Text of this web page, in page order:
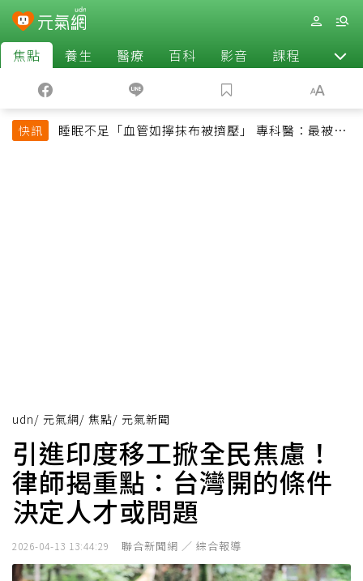
焦點 養生 醫療 百科 影音 課程 退休
快訊
睡眠不足「血管如擰抹布被擠壓」 專科醫：最被忽
udn/ 元氣網/ 焦點/ 元氣新聞
引進印度移工掀全民焦慮！
律師揭重點：台灣開的條件
決定人才或問題
2026-04-13 13:44:29 聯合新聞網 ／ 綜合報導